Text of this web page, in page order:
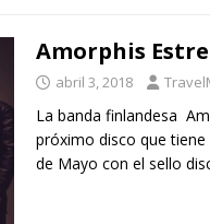
Amorphis
abril 3, 2018
La banda finlandesa
próximo disco que
de Mayo con el sello